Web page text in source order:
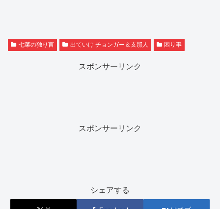
七菜の独り言 出ていけ チョンガー＆支那人 困り事
スポンサーリンク
スポンサーリンク
シェアする